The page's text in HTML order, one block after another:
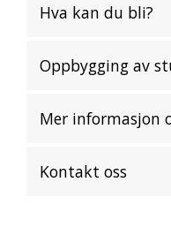
Hva kan du bli?
Oppbygging av
Mer informasjon
Kontakt oss